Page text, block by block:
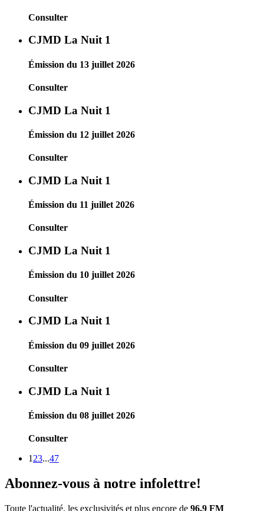
Consulter
CJMD La Nuit 1
Émission du 13 juillet 2026
Consulter
CJMD La Nuit 1
Émission du 12 juillet 2026
Consulter
CJMD La Nuit 1
Émission du 11 juillet 2026
Consulter
CJMD La Nuit 1
Émission du 10 juillet 2026
Consulter
CJMD La Nuit 1
Émission du 09 juillet 2026
Consulter
CJMD La Nuit 1
Émission du 08 juillet 2026
Consulter
1 23...47
Abonnez-vous à notre infolettre!
Toute l'actualité, les exclusivités et plus encore de 96.9 FM